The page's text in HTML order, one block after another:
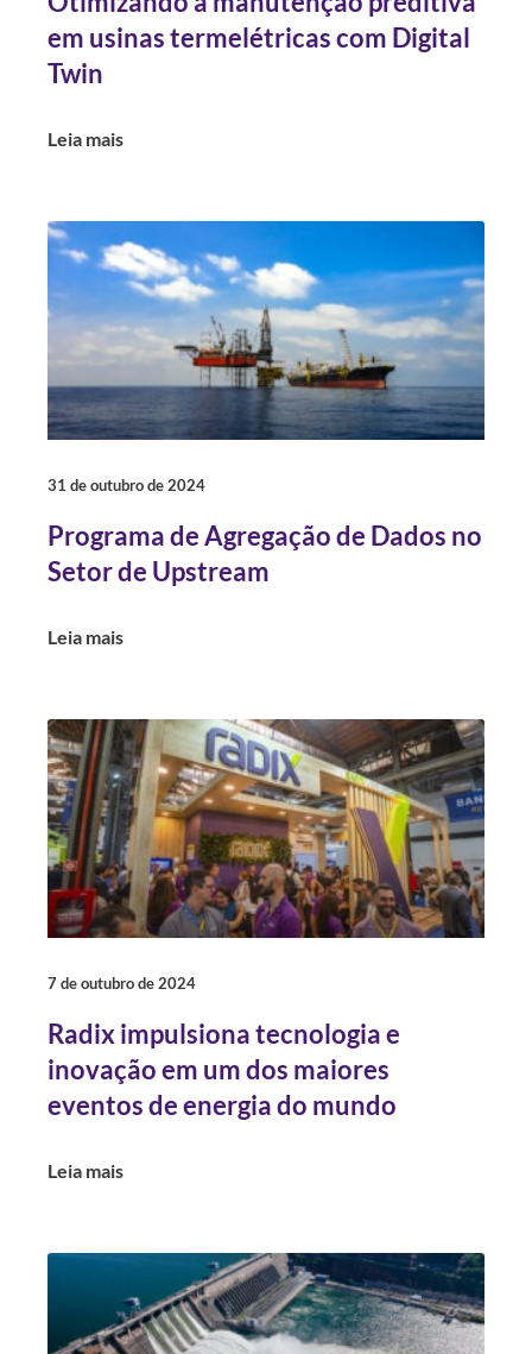
em usinas termelétricas com Digital
Twin
Leia mais
Programa de Agregação de Dados no
Setor de Upstream
Leia mais
31 de outubro de 2024
Radix impulsiona tecnologia e
inovação em um dos maiores
eventos de energia do mundo
Leia mais
7 de outubro de 2024